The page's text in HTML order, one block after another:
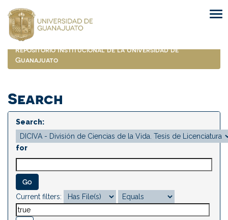
navigation
Repositorio Institucional de la Universidad de
Guanajuato
Search
Search:
for
Current filters: